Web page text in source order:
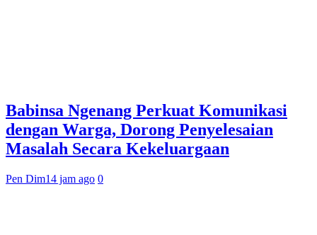
Babinsa Ngenang Perkuat Komunikasi
dengan Warga, Dorong Penyelesaian
Masalah Secara Kekeluargaan
Pen Dim14 jam ago 0